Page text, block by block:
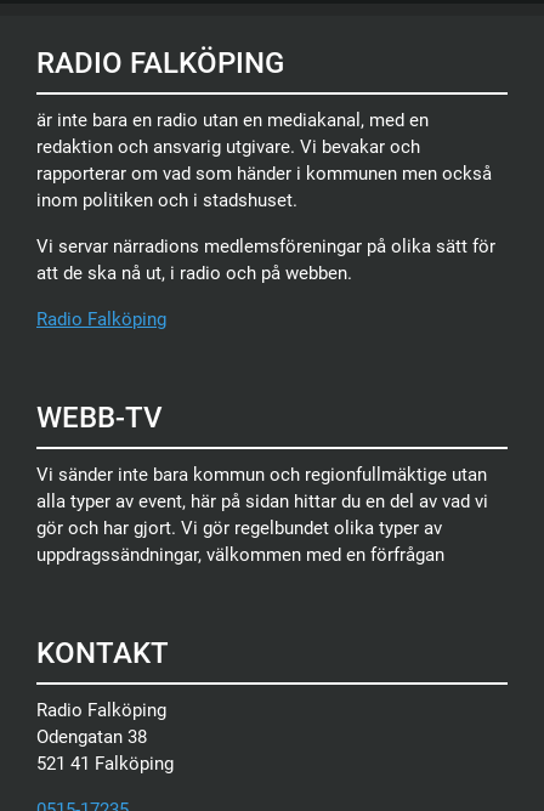
RADIO FALKÖPING
är inte bara en radio utan en mediakanal, med en
redaktion och ansvarig utgivare. Vi bevakar och
rapporterar om vad som händer i kommunen men också
inom politiken och i stadshuset.
Vi servar närradions medlemsföreningar på olika sätt för
att de ska nå ut, i radio och på webben.
Radio Falköping
WEBB-TV
Vi sänder inte bara kommun och regionfullmäktige utan
alla typer av event, här på sidan hittar du en del av vad vi
gör och har gjort. Vi gör regelbundet olika typer av
uppdragssändningar, välkommen med en förfrågan
KONTAKT
Radio Falköping
Odengatan 38
521 41 Falköping